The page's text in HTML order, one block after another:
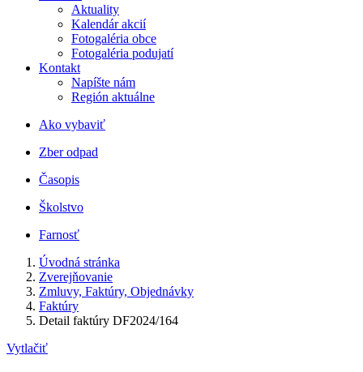
Aktuality
Kalendár akcií
Fotogaléria obce
Fotogaléria podujatí
Kontakt
Napíšte nám
Región aktuálne
Ako vybaviť
Zber odpad
Časopis
Školstvo
Farnosť
Úvodná stránka
Zverejňovanie
Zmluvy, Faktúry, Objednávky
Faktúry
Detail faktúry DF2024/164
Vytlačiť